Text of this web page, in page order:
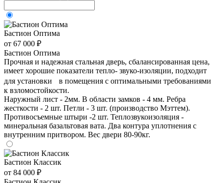
Бастион Оптима
от 67 000 ₽
Бастион Оптима
Прочная и надежная стальная дверь, сбалансированная цена,
имеет хорошие показатели тепло- звуко-изоляции, подходит
для установки в помещения с оптимальными требованиями
к взломостойкости.
Наружный лист - 2мм. В области замков - 4 мм. Ребра
жесткости - 2 шт. Петли - 3 шт. (производство Мэттем).
Противосъемные штыри -2 шт. Теплозвукоизоляция -
минеральная базальтовая вата. Два контура уплотнения с
внутренним притвором. Вес двери 80-90кг.
Бастион Классик
от 84 000 ₽